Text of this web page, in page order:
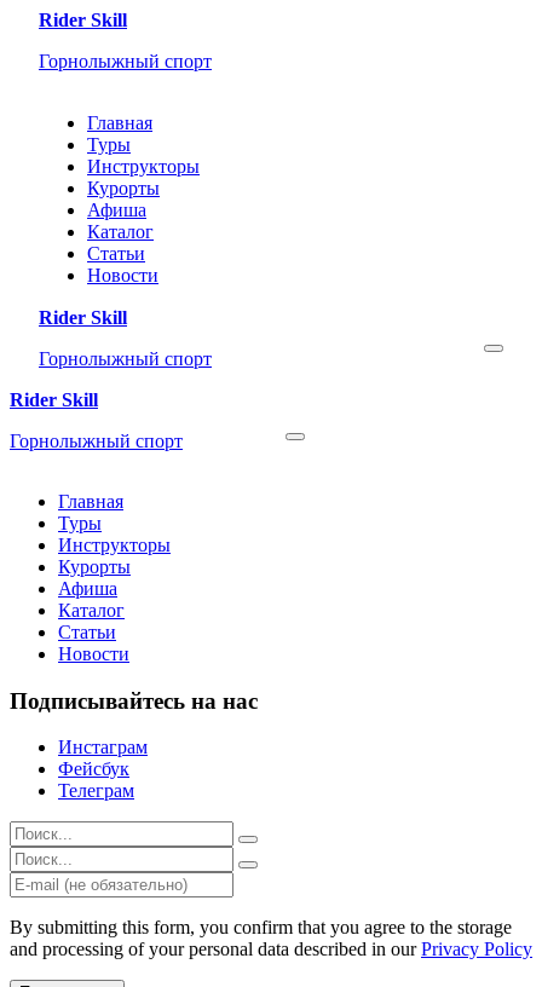
Rider Skill
Горнолыжный спорт
Главная
Туры
Инструкторы
Курорты
Афиша
Каталог
Статьи
Новости
Rider Skill
Горнолыжный спорт
Rider Skill
Горнолыжный спорт
Главная
Туры
Инструкторы
Курорты
Афиша
Каталог
Статьи
Новости
Подписывайтесь на нас
Инстаграм
Фейсбук
Телеграм
Результаты
поиска
для:
%s:
Результаты
поиска
для:
%s:
By submitting this form, you confirm that you agree to the storage
and processing of your personal data described in ourPrivacy Policy